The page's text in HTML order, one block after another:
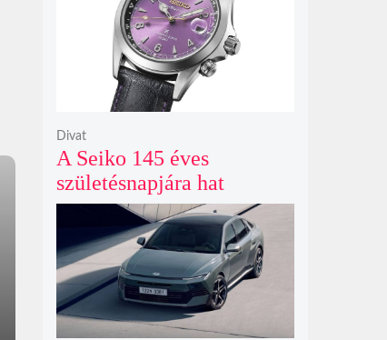
A Seiko 145 éves
születésnapjára hat
limitált kiadású Edo-lila
számlapos modellt hozott
ki
Divat